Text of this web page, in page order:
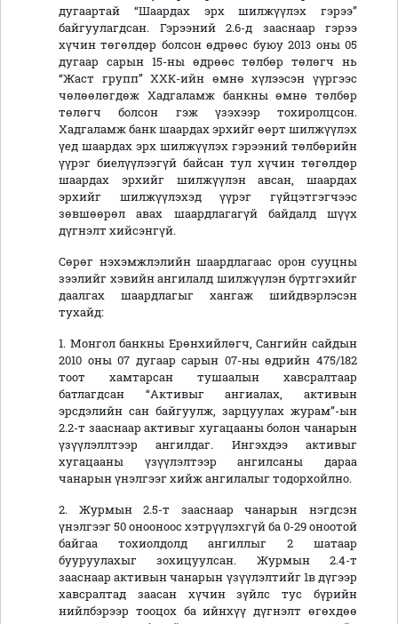
дугаартай “Шаардах эрх шилжүүлэх гэрээ”
байгуулагдсан. Гэрээний 2.6-д зааснаар гэрээ
хүчин төгөлдөр болсон өдрөөс буюу 2013 оны 05
дугаар сарын 15-ны өдрөөс төлбөр төлөгч нь
“Жаст групп” ХХК-ийн өмнө хүлээсэн үүргээс
чөлөөлөгдөж Хадгаламж банкны өмнө төлбөр
төлөгч болсон гэж үзэхээр тохиролцсон.
Хадгаламж банк шаардах эрхийг өөрт шилжүүлэх
үед шаардах эрх шилжүүлэх гэрээний төлбөрийн
үүрэг биелүүлээгүй байсан тул хүчин төгөлдөр
шаардах эрхийг шилжүүлэн авсан, шаардах
эрхийг шилжүүлэхэд үүрэг гүйцэтгэгчээс
зөвшөөрөл авах шаардлагагүй байдалд шүүх
дүгнэлт хийсэнгүй.
Сөрөг нэхэмжлэлийн шаардлагаас орон сууцны
зээлийг хэвийн ангилалд шилжүүлэн бүртгэхийг
даалгах шаардлагыг хангаж шийдвэрлэсэн
тухайд:
1. Монгол банкны Ерөнхийлөгч, Сангийн сайдын
2010 оны 07 дугаар сарын 07-ны өдрийн 475/182
тоот хамтарсан тушаалын хавсралтаар
батлагдсан “Активыг ангиалах, активын
эрсдэлийн сан байгуулж, зарцуулах журам”-ын
2.2-т зааснаар активыг хугацааны болон чанарын
үзүүлэллтээр ангилдаг. Ингэхдээ активыг
хугацааны үзүүлэлтээр ангилсаны дараа
чанарын үнэлгээг хийж ангилалыг тодорхойлно.
2. Журмын 2.5-т зааснаар чанарын нэгдсэн
үнэлгээг 50 онооноос хэтрүүлэхгүй ба 0-29 оноотой
байгаа тохиолдолд ангиллыг 2 шатаар
бууруулахыг зохицуулсан. Журмын 2.4-т
зааснаар активын чанарын үзүүлэлтийг 1в дүгээр
хавсралтад заасан хүчин зүйлс тус бүрийн
нийлбэрээр тооцох ба ийнхүү дүгнэлт өгөхдөө